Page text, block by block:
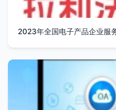
2023年全国电子产品企业服